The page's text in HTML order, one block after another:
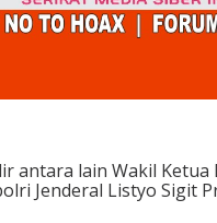
antara lain Wakil Ketua
Jenderal Listyo Sigit